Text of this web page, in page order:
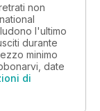
non
l'ultimo
durante
minimo
date
di